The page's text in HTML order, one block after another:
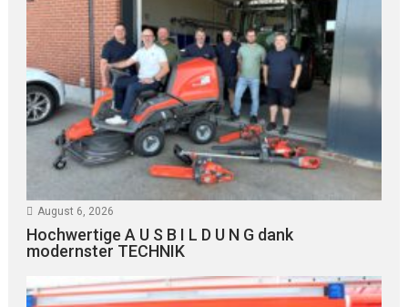
August 6, 2026
Hochwertige A U S B I L D U N G dank
modernster TECHNIK